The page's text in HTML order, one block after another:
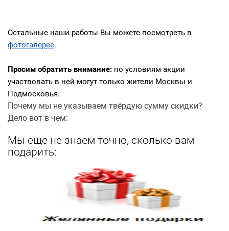
Остальные наши работы Вы можете посмотреть в
фотогалерее.
Просим обратить внимание: по условиям акции
участвовать в ней могут только жители Москвы и
Подмосковья.
Почему мы не указываем твёрдую сумму скидки?
Дело вот в чем:
Мы еще не знаем точно, сколько вам
подарить: